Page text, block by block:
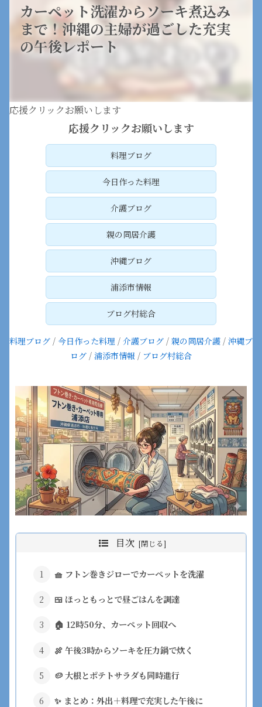
カーペット洗濯からソーキ煮込み
まで！沖縄の主婦が過ごした充実
の午後レポート
応援クリックお願いします
応援クリックお願いします
料理ブログ
今日作った料理
介護ブログ
親の同居介護
沖縄ブログ
浦添市情報
ブログ村総合
料理ブログ / 今日作った料理 / 介護ブログ / 親の同居介護 / 沖縄ブ
ログ / 浦添市情報 / ブログ村総合
目次
🧺 フトン巻きジローでカーペットを洗濯
🍱 ほっともっとで昼ごはんを調達
🏠 12時50分、カーペット回収へ
🍖 午後3時からソーキを圧力鍋で炊く
🥔 大根とポテトサラダも同時進行
✨ まとめ：外出＋料理で充実した午後に